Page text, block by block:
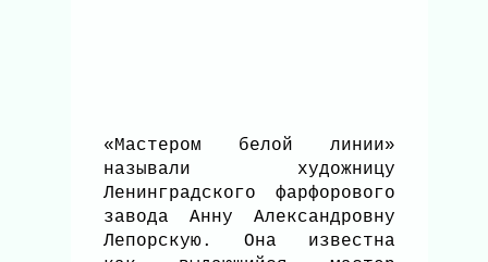
«Мастером белой линии»
называли художницу
Ленинградского фарфорового
завода Анну Александровну
Лепорскую. Она известна